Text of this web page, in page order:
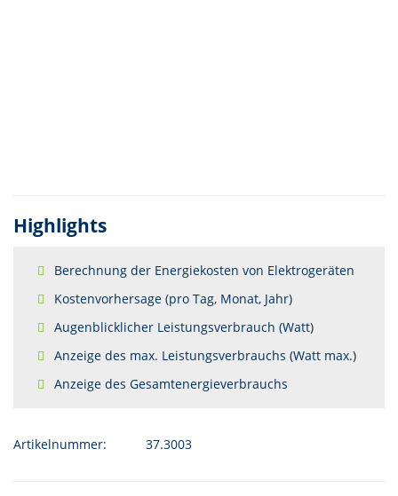
Highlights
Berechnung der Energiekosten von Elektrogeräten
Kostenvorhersage (pro Tag, Monat, Jahr)
Augenblicklicher Leistungsverbrauch (Watt)
Anzeige des max. Leistungsverbrauchs (Watt max.)
Anzeige des Gesamtenergieverbrauchs
Artikelnummer: 37.3003